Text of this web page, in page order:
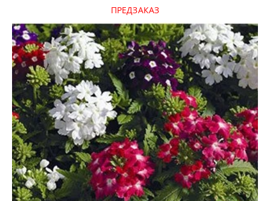
ПРЕДЗАКАЗ